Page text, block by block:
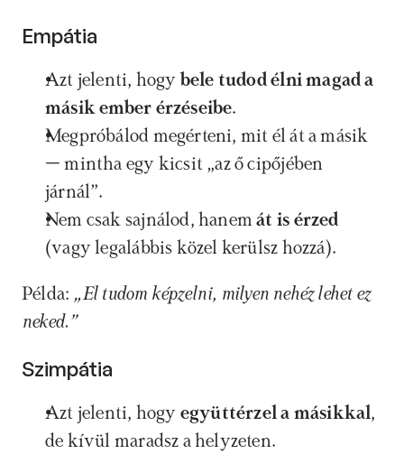
Empátia
Azt jelenti, hogy bele tudod élni magad a
másik ember érzéseibe.
Megpróbálod megérteni, mit él át a másik
– mintha egy kicsit „az ő cipőjében
járnál”.
Nem csak sajnálod, hanem át is érzed
(vagy legalábbis közel kerülsz hozzá).
Példa: „El tudom képzelni, milyen nehéz lehet ez
neked.”
Szimpátia
Azt jelenti, hogy együttérzel a másikkal,
de kívül maradsz a helyzeten.